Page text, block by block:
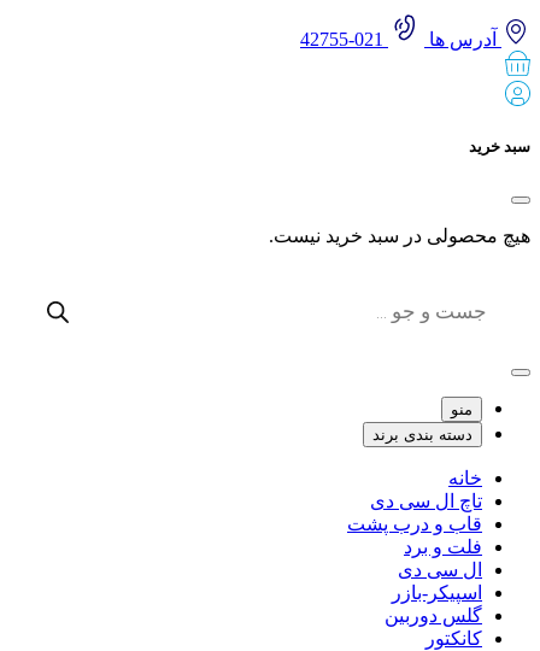
آدرس ها
سبد خرید
هیچ محصولی در سبد خرید نیست.
search
منو
دسته بندی برند
خانه
تاچ ال سی دی
قاب و درب پشت
فلت و برد
ال سی دی
اسپیکر-بازر
گلس دوربین
کانکتور